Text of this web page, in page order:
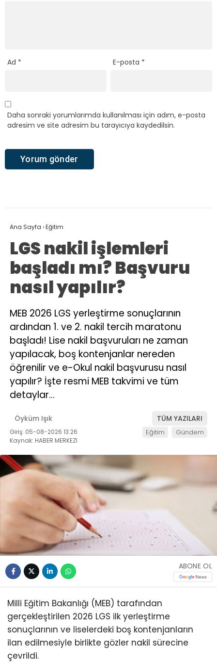
Ad * E-posta *
Daha sonraki yorumlarımda kullanılması için adım, e-posta
adresim ve site adresim bu tarayıcıya kaydedilsin.
Ana Sayfa ›Eğitim
LGS nakil işlemleri
başladı mı? Başvuru
nasıl yapılır?
MEB 2026 LGS yerleştirme sonuçlarının
ardından 1. ve 2. nakil tercih maratonu
başladı! Lise nakil başvuruları ne zaman
yapılacak, boş kontenjanlar nereden
öğrenilir ve e-Okul nakil başvurusu nasıl
yapılır? İşte resmi MEB takvimi ve tüm
detaylar…
Öyküm Işık TÜM YAZILARI
Giriş: 05-08-2026 13:26
Kaynak: HABER MERKEZI
Eğitim Gündem
ABONE OL
Milli Eğitim Bakanlığı (MEB) tarafından
gerçekleştirilen 2026 LGS ilk yerleştirme
sonuçlarının ve liselerdeki boş kontenjanların
ilan edilmesiyle birlikte gözler nakil sürecine
çevrildi.